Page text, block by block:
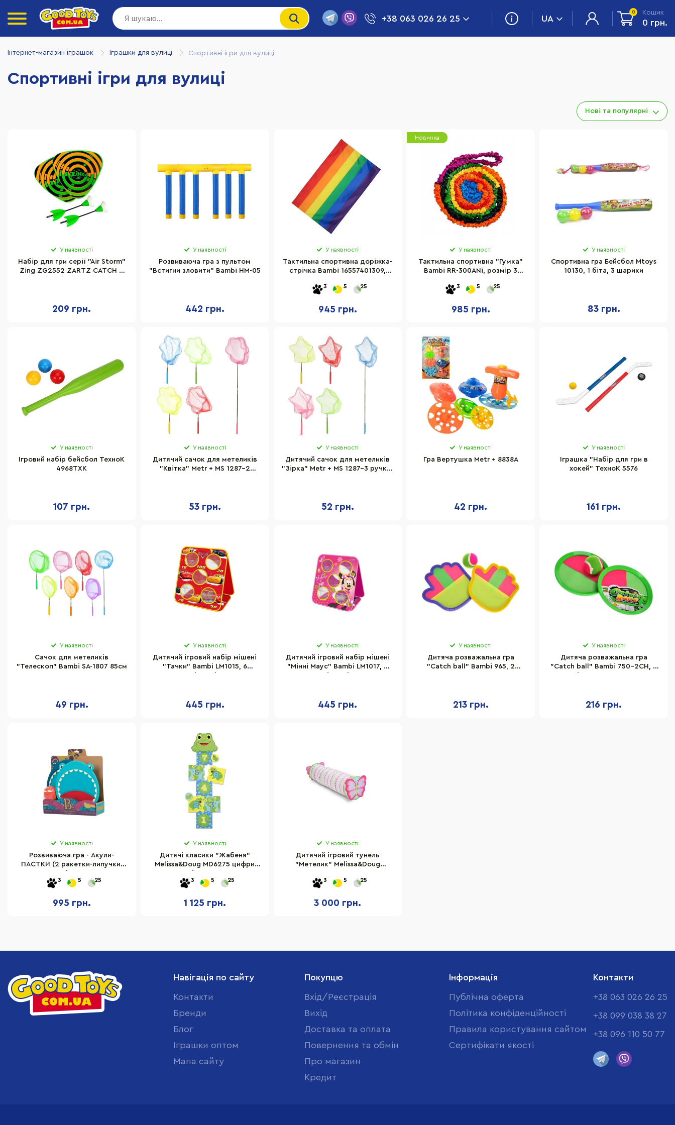
+38 063 026 26 25 UA
0 Кошик
0 грн.
Інтернет-магазин іграшок Іграшки для вулиці Спортивні ігри для вулиці
Спортивні ігри для вулиці
Нові та популярні
У наявності
Набір для гри серії "Air Storm"
Zing ZG2552 ZARTZ CATCH 2
209 грн.
У наявності
Розвиваюча гра з пультом
"Встигни зловити" Bambi HM-05
442 грн.
У наявності
Тактильна спортивна доріжка-
стрічка Bambi 16557401309,
3 5 25
945 грн.
Новинка
У наявності
Тактильна спортивна "Гумка"
Bambi RR-300ANi, розмір 3
3 5 25
985 грн.
У наявності
Спортивна гра Бейсбол Mtoys
10130, 1 біта, 3 шарики
83 грн.
У наявності
Ігровий набір бейсбол ТехноК
4968TXK
107 грн.
У наявності
Дитячий сачок для метеликів
"Квітка" Metr + MS 1287-2
53 грн.
У наявності
Дитячий сачок для метеликів
"Зірка" Metr + MS 1287-3 ручка-
52 грн.
У наявності
Гра Вертушка Metr + 8838A
42 грн.
У наявності
Іграшка "Набір для гри в
хокей" ТехноК 5576
161 грн.
У наявності
Сачок для метеликів
"Телескоп" Bambi SA-1807 85см
49 грн.
У наявності
Дитячий ігровий набір мішені
"Тачки" Bambi LM1015, 6
445 грн.
У наявності
Дитячий ігровий набір мішені
"Мінні Маус" Bambi LM1017, 6
445 грн.
У наявності
Дитяча розважальна гра
"Catch ball" Bambi 965, 2
213 грн.
У наявності
Дитяча розважальна гра
"Catch ball" Bambi 750-2CH, 2
216 грн.
У наявності
Розвиваюча гра - Акули-
ПАСТКИ (2 ракетки-липучки,
3 5 25
995 грн.
У наявності
Дитячі класики "Жабеня"
Melissa&Doug MD6275 цифри
3 5 25
1 125 грн.
У наявності
Дитячий ігровий тунель
"Метелик" Melissa&Doug
3 5 25
3 000 грн.
Навігація по сайту
Контакти
Бренди
Блог
Іграшки оптом
Мапа сайту
Покупцю
Вхід/Реєстрація
Вихід
Доставка та оплата
Повернення та обмін
Про магазин
Кредит
Інформація
Публічна оферта
Політика конфіденційності
Правила користування сайтом
Cертифікати якості
Контакти
+38 063 026 26 25
+38 099 038 38 27
+38 096 110 50 77